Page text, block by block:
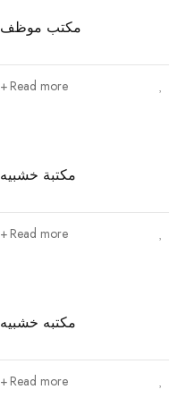
مكتب موظف
Read more
مكتبة خشبيه
Read more
مكتبه خشبيه
Read more